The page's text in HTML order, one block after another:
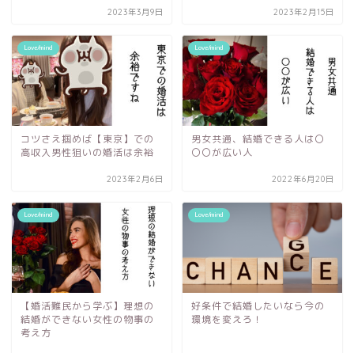
2023年3月9日 2023年2月15日
Love/mind
コツさえ掴めば【東京】での
高収入男性狙いの婚活は余裕
2023年2月6日
Love/mind
男女共通、結婚できる人は〇
〇〇が広い人
2022年6月20日
Love/mind
【婚活難民から学ぶ】理想の
結婚ができない女性の物事の
考え方
Love/mind
好条件で結婚したいなら今の
環境を変えろ！